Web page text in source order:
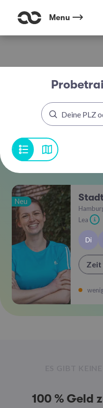
Menu
Neu
Lea
i
Di
Zeit
100 % Geld